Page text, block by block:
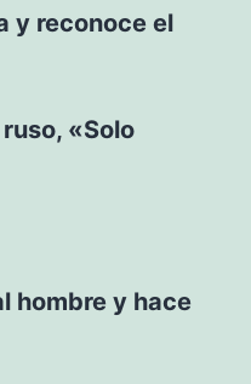
y reconoce el
«Solo
hombre y hace